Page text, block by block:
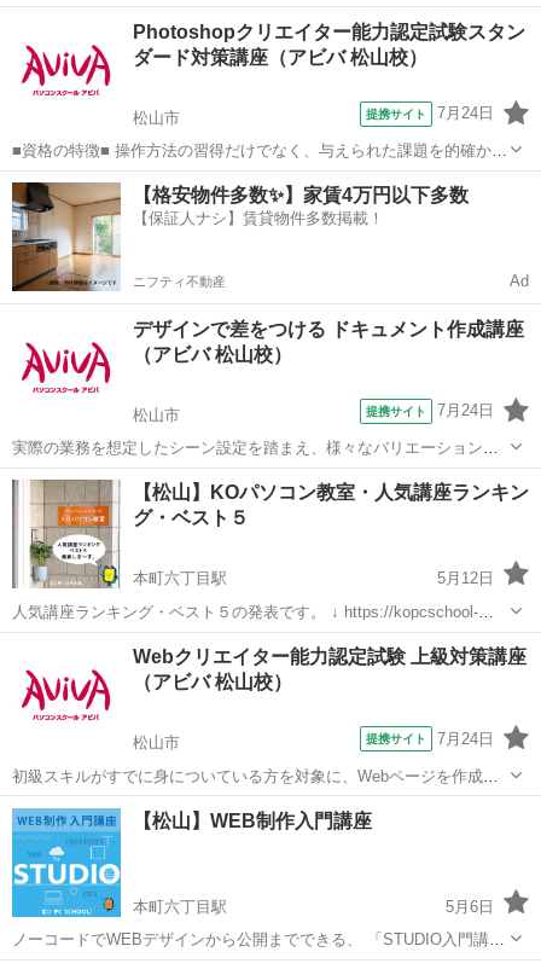
る際に重要なHTML4.01とCSSコードの記述スキルの上級レベルのみを
学びます。Webクリエイター能力認定試験上級の取得が目指せます。
■学習内容■ CS...
Webデザイナー
Photoshopクリエイター能力認定試験スタン
ダード対策講座（アビバ 松山校）
松山市 提携サイト 7月24日
■資格の特徴■ 操作方法の習得だけでなく、与えられた課題を的確かつ
スムーズに行う力が試されることが特長です。実践的なスキルを身に
つけることができるため、多くの方が受験されています。 ■講座の特
徴■ Photoshopクリエ...
愛媛 松山市 Webデザイナー
【格安物件多数✨】家賃4万円以下多数
【保証人ナシ】賃貸物件多数掲載！
ニフティ不動産 Ad
デザインで差をつける ドキュメント作成講座
（アビバ 松山校）
松山市 提携サイト 7月24日
実際の業務を想定したシーン設定を踏まえ、様々なバリエーションの
ドキュメントを作成していく過程で、Photoshop／Illustrator の機能や
活用方法を学習します。また、見栄えのよいドキュメントを作成する
ための「ナレッ...
愛媛 松山市 Webデザイナー
【松山】KOパソコン教室・人気講座ランキン
グ・ベスト５
本町六丁目駅
5月12日
人気講座ランキング・ベスト５の発表です。 ↓ https://kopcschool-
best5.studio.site/ ❐ DTPデザイナー・WEBデザイナーを目指す方へ
WEBの新しい制作方法STUDIO講座...
本町六丁目駅 Webデザイナー 講座
Webクリエイター能力認定試験 上級対策講座
（アビバ 松山校）
松山市 提携サイト 7月24日
初級スキルがすでに身についている方を対象に、Webページを作成す
る際に重要なHTML4.01とCSSコードの記述スキルの上級レベルのみを
学びます。Webクリエイター能力認定試験上級の取得が目指せます。
■学習内容■ CS...
愛媛 松山市 Webデザイナー
【松山】WEB制作入門講座
本町六丁目駅
5月6日
ノーコードでWEBデザインから公開までできる、 「STUDIO入門講
座」開講中です！ STUDIO入門講座 ↓ http://kopcschool.site/studio/ 質